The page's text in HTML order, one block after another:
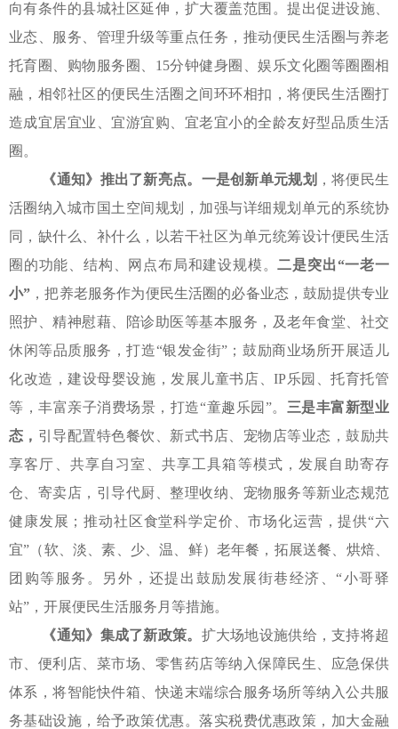
向有条件的县城社区延伸，扩大覆盖范围。提出促进设施、
业态、服务、管理升级等重点任务，推动便民生活圈与养老
托育圈、购物服务圈、15分钟健身圈、娱乐文化圈等圈圈相
融，相邻社区的便民生活圈之间环环相扣，将便民生活圈打
造成宜居宜业、宜游宜购、宜老宜小的全龄友好型品质生活
圈。
《通知》 推出了新亮点。一是创新单元规划 ，将便民生
活圈纳入城市国土空间规划，加强与详细规划单元的系统协
同，缺什么、补什么，以若干社区为单元统筹设计便民生活
圈的功能、结构、网点布局和建设规模。二是突出“一老一
小” ，把养老服务作为便民生活圈的必备业态，鼓励提供专业
照护、精神慰藉、陪诊助医等基本服务，及老年食堂、社交
休闲等品质服务，打造“银发金街”；鼓励商业场所开展适儿
化改造，建设母婴设施，发展儿童书店、IP乐园、托育托管
等，丰富亲子消费场景，打造“童趣乐园”。 三是丰富新型业
态， 引导配置特色餐饮、新式书店、宠物店等业态，鼓励共
享客厅、共享自习室、共享工具箱等模式，发展自助寄存
仓、寄卖店，引导代厨、整理收纳、宠物服务等新业态规范
健康发展；推动社区食堂科学定价、市场化运营，提供“六
宜”（软、淡、素、少、温、鲜）老年餐，拓展送餐、烘焙、
团购等服务。另外，还提出鼓励发展街巷经济、“小哥驿
站”，开展便民生活服务月等措施。
《通知》 集成了新政策。 扩大场地设施供给，支持将超
市、便利店、菜市场、零售药店等纳入保障民生、应急保供
体系，将智能快件箱、快递末端综合服务场所等纳入公共服
务基础设施，给予政策优惠。落实税费优惠政策，加大金融